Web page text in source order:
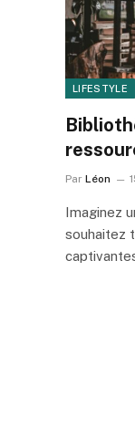
LIFESTYLE
Par Léon
Imaginez
souhaitez